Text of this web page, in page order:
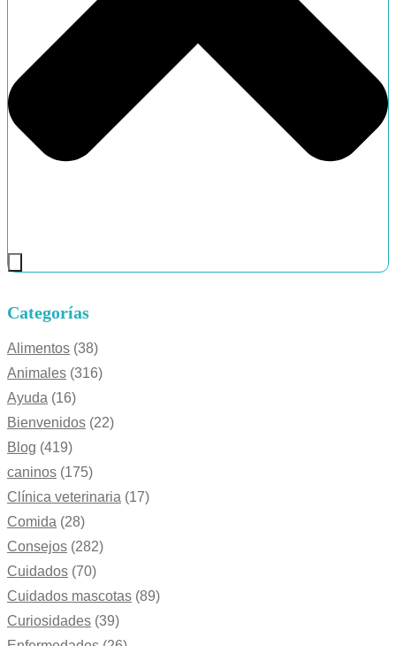
Categorías
Alimentos (38)
Animales (316)
Ayuda (16)
Bienvenidos (22)
Blog (419)
caninos (175)
Clínica veterinaria (17)
Comida (28)
Consejos (282)
Cuidados (70)
Cuidados mascotas (89)
Curiosidades (39)